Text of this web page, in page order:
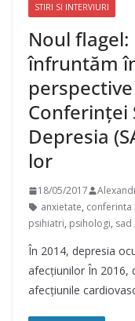
STIRI SI INTERVIURI
Noul
înfruntăm
Conferinței
Depresia
lor
18/05/2017
anxietate, conferinta
psihiatri, psihologi, sad
În 2014, depresia
afecțiunilor În 2016,
afecțiunile